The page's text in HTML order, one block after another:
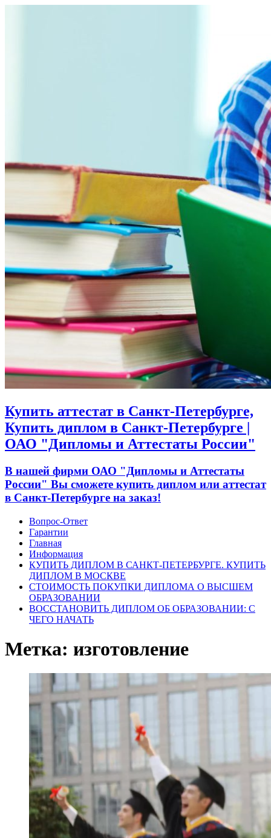
Купить аттестат в Санкт-Петербурге,
Купить диплом в Санкт-Петербурге |
ОАО "Дипломы и Аттестаты России"
В нашей фирми ОАО "Дипломы и Аттестаты
России" Вы сможете купить диплом или аттестат
в Санкт-Петербурге на заказ!
Вопрос-Ответ
Гарантии
Главная
Информация
КУПИТЬ ДИПЛОМ В САНКТ-ПЕТЕРБУРГЕ. КУПИТЬ
ДИПЛОМ В МОСКВЕ
СТОИМОСТЬ ПОКУПКИ ДИПЛОМА О ВЫСШЕМ
ОБРАЗОВАНИИ
ВОССТАНОВИТЬ ДИПЛОМ ОБ ОБРАЗОВАНИИ: С
ЧЕГО НАЧАТЬ
Метка: изготовление